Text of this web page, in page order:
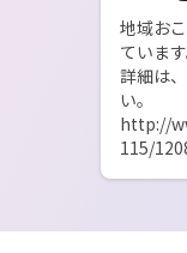
地域お
ています
詳細は
い。
http://
115/